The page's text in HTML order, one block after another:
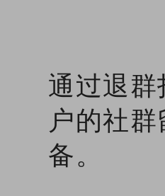
通过退
户的社
备。